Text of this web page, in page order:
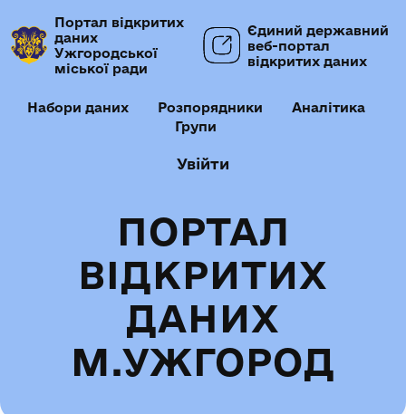
Портал відкритих
даних
Ужгородської
міської ради
Єдиний державний
веб-портал
відкритих даних
Набори даних Розпорядники
Аналітика
Групи
Увійти
ПОРТАЛ
ВІДКРИТИХ
ДАНИХ
М.УЖГОРОД